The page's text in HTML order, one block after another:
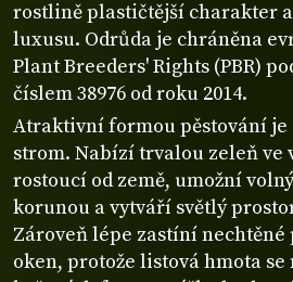
rostlině plastičtější charakter
luxusu. Odrůda je chráněna
Plant Breeders' Rights (PBR)
číslem 38976 od roku 2014.
Atraktivní formou pěstování je
strom. Nabízí trvalou zeleň ve
rostoucí od země, umožní
korunou a vytváří světlý
Zároveň lépe zastíní
oken, protože listová hmota se